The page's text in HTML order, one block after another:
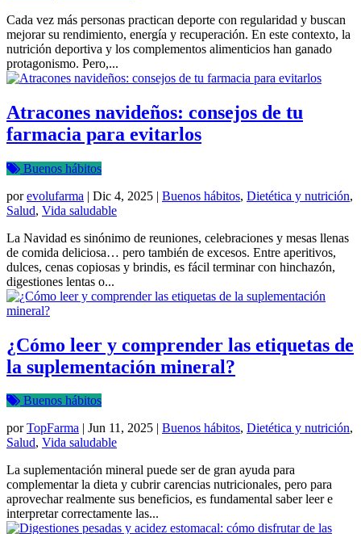
Cada vez más personas practican deporte con regularidad y buscan
mejorar su rendimiento, energía y recuperación. En este contexto, la
nutrición deportiva y los complementos alimenticios han ganado
protagonismo. Pero,...
Atracones navideños: consejos de tu
farmacia para evitarlos
Buenos hábitos
porevolufarma | Dic 4, 2025 | Buenos hábitos, Dietética y nutrición,
Salud, Vida saludable
La Navidad es sinónimo de reuniones, celebraciones y mesas llenas
de comida deliciosa… pero también de excesos. Entre aperitivos,
dulces, cenas copiosas y brindis, es fácil terminar con hinchazón,
digestiones lentas o...
¿Cómo leer y comprender las etiquetas de
la suplementación mineral?
Buenos hábitos
porTopFarma | Jun 11, 2025 | Buenos hábitos, Dietética y nutrición,
Salud, Vida saludable
La suplementación mineral puede ser de gran ayuda para
complementar la dieta y cubrir carencias nutricionales, pero para
aprovechar realmente sus beneficios, es fundamental saber leer e
interpretar correctamente las...